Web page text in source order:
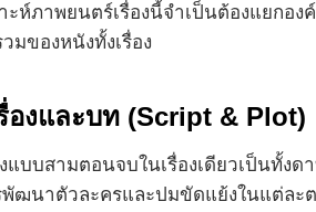
ะห์ภาพยนตร์เรื่องนี้จำเป็นต้องแยก
มของหนังทั้งเรื่อง
องและบท (Script & Plot)
แบบสามตอนจบในเรื่องเดียวเป็นทั้ง
ฒนาตัวละครและปมขัดแย้งในแต่ละ